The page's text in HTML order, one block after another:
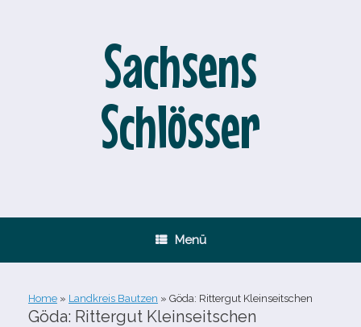
Sachsens
Schlösser
Menü
Home » Landkreis Bautzen » Göda: Rittergut Kleinseitschen
Göda: Rittergut Kleinseitschen